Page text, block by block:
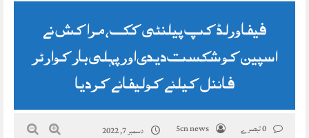
فیفا ورلڈ کپ پیلنٹی کک، مراکش نے
اسپین کو شکست دیدی اور پہلی بار کوارٹر
فائنل کیلئے کولیفائے کر دیا
5cn news دسمبر 7, 2022